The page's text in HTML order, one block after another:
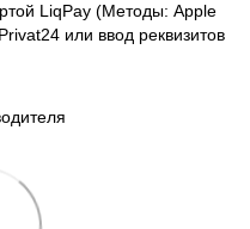
LiqPay (Методы: Apple
или ввод реквизитов